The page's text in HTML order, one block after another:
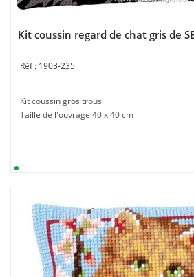
Kit coussin regard de chat gris de
1903-235
Kit coussin gros trous
Taille de l'ouvrage 40 x 40 cm